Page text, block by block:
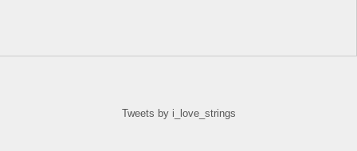
Tweets by i_love_strings